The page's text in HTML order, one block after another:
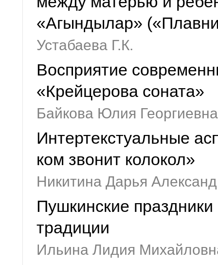
«Агындылар»
Устабаева Г.К.
Восприятие
«Крейцерова соната»
Байкова Юлия Георгиевна
Интертекстуальные
ком звонит колокол»
Никитина Дарья
Пушкинские
традиции
Ильина Лидия